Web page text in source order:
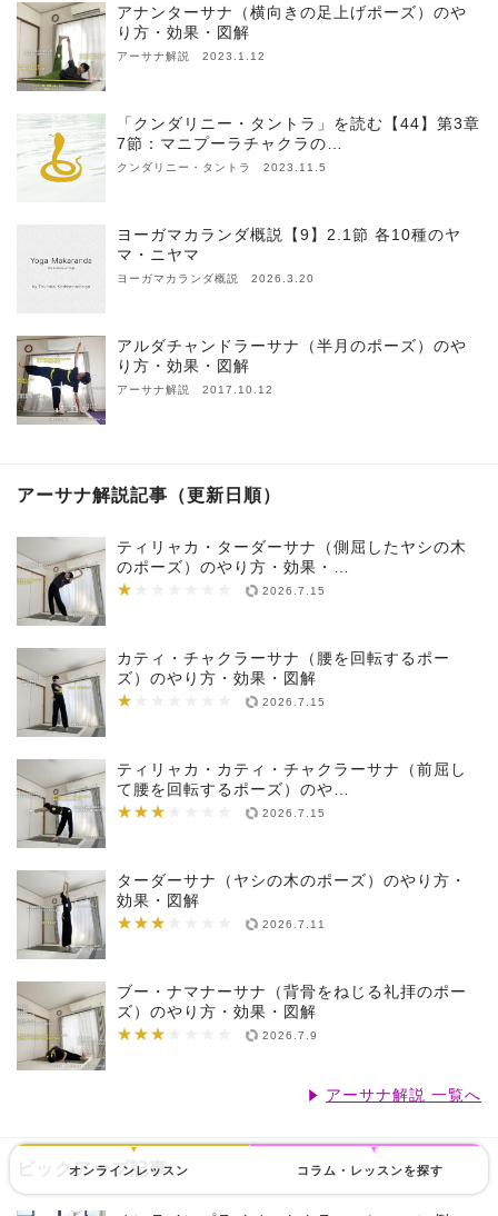
オンラインレッスン コラム・レッスンを探す
アナンターサナ（横向きの足上げポーズ）のや
り方・効果・図解
アーサナ解説 2023.1.12
「クンダリニー・タントラ」を読む【44】第3章
7節：マニプーラチャクラの…
クンダリニー・タントラ 2023.11.5
ヨーガマカランダ概説【9】2.1節 各10種のヤ
マ・ニヤマ
ヨーガマカランダ概説 2026.3.20
アルダチャンドラーサナ（半月のポーズ）のや
り方・効果・図解
アーサナ解説 2017.10.12
アーサナ解説記事（更新日順）
ティリャカ・ターダーサナ（側屈したヤシの木
のポーズ）のやり方・効果・…
★
★★★★★★★ 2026.7.15
カティ・チャクラーサナ（腰を回転するポー
ズ）のやり方・効果・図解
★
★★★★★★★ 2026.7.15
ティリャカ・カティ・チャクラーサナ（前屈し
て腰を回転するポーズ）のや…
★★★
★★★★★★★ 2026.7.15
ターダーサナ（ヤシの木のポーズ）のやり方・
効果・図解
★★★
★★★★★★★ 2026.7.11
ブー・ナマナーサナ（背骨をねじる礼拝のポー
ズ）のやり方・効果・図解
★★★
★★★★★★★ 2026.7.9
アーサナ解説 一覧へ
ピックアップ記事